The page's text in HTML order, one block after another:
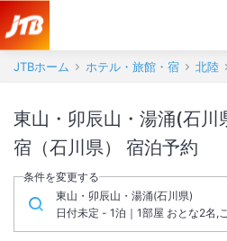
JTBホーム ホテル・旅館・宿 北陸
東山・卯辰山・湯涌(石川
宿（石川県） 宿泊予約
条件を変更する
東山・卯辰山・湯涌(石川県)
日付未定 - 1泊｜1部屋 おとな2名,